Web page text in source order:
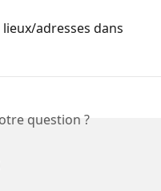
adresses dans
question ?